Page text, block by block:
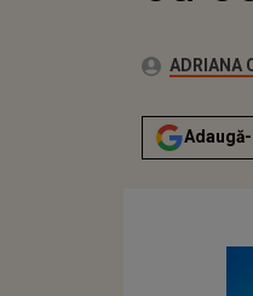
Autor:ADRIANA